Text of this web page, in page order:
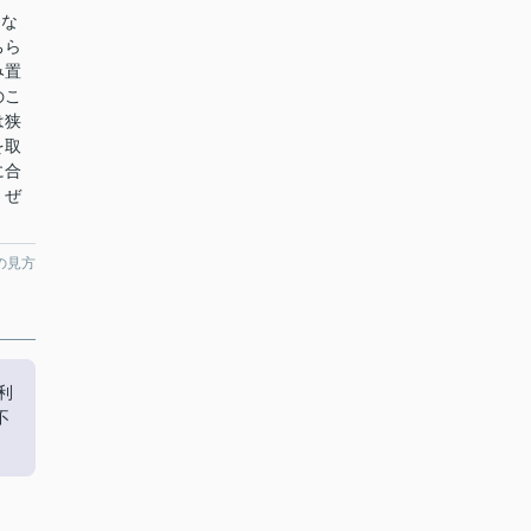
置
狭
合
ぜ
見方